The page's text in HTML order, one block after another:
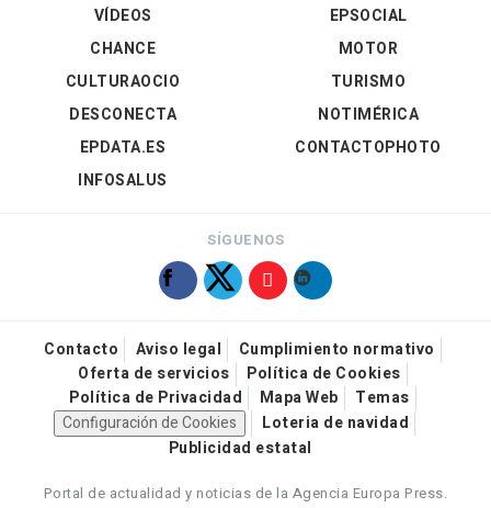
VÍDEOS
EPSOCIAL
CHANCE
CULTURAOCIO
DESCONECTA
EPDATA.ES
INFOSALUS
MOTOR
TURISMO
NOTIMÉRICA
CONTACTOPHOTO
SÍGUENOS
Contacto Aviso legal
Cumplimiento normativo
Oferta de servicios
Política de Cookies
Política de Privacidad
Mapa Web
Temas
Configuración de Cookies
Loteria de navidad
Publicidad estatal
Portal de actualidad y noticias de la Agencia Europa Press.